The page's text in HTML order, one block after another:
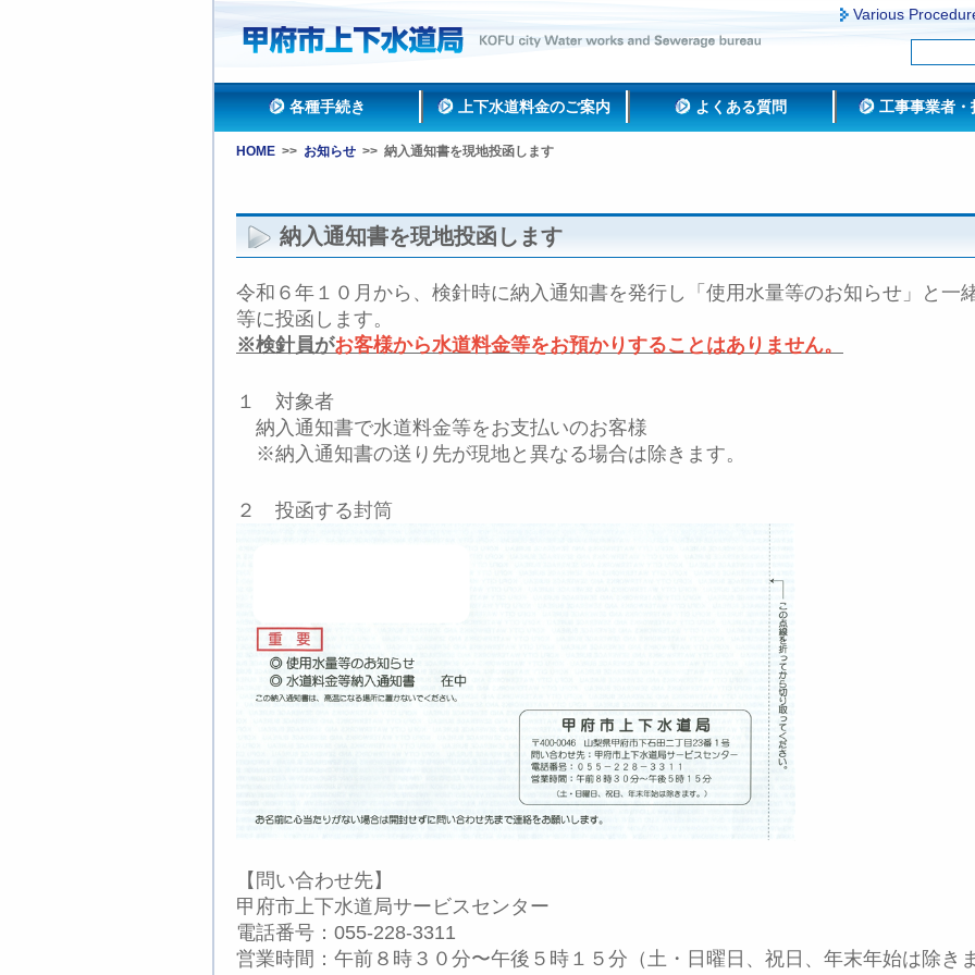
Various
各種手続き 上下水道料金のご案内 よくある質問 工事事業者・
HOME >> お知らせ >> 納入通知書を現地投函します
納入通知書を現地投函します
令和６年１０月から、検針時に納入通知書を発行し「使用水量等のお知らせ」と一
等に投函します。
※検針員がお客様から水道料金等をお預かりすることはありません。
１ 対象者
納入通知書で水道料金等をお支払いのお客様
※納入通知書の送り先が現地と異なる場合は除きます。
２ 投函する封筒
【問い合わせ先】
甲府市上下水道局サービスセンター
電話番号：055-228-3311
営業時間：午前８時３０分〜午後５時１５分（土・日曜日、祝日、年末年始は除き